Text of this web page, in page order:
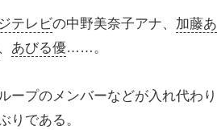
テレビの中野美奈子アナ、 加藤あ
、 あびる優……。
ープのメンバーなどが入れ代わり
りである。